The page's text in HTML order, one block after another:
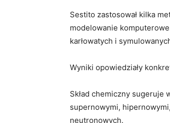
Sestito zastosował kilka
modelowanie
karłowatych i
Wyniki opowiedziały
Skład chemiczny
supernowymi,
neutronowych.